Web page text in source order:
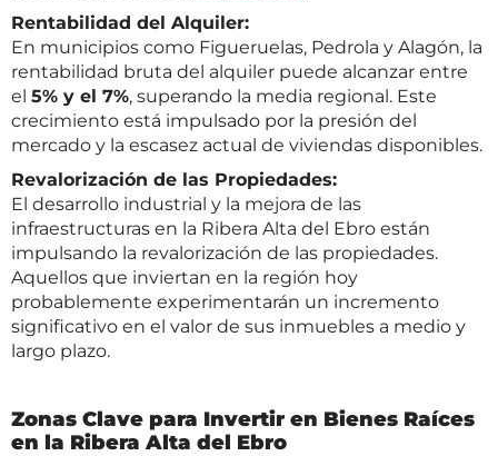
Rentabilidad del Alquiler:
En municipios como Figueruelas, Pedrola y Alagón, la
rentabilidad bruta del alquiler puede alcanzar entre
el 5% y el 7%, superando la media regional. Este
crecimiento está impulsado por la presión del
mercado y la escasez actual de viviendas disponibles.
Revalorización de las Propiedades:
El desarrollo industrial y la mejora de las
infraestructuras en la Ribera Alta del Ebro están
impulsando la revalorización de las propiedades.
Aquellos que inviertan en la región hoy
probablemente experimentarán un incremento
significativo en el valor de sus inmuebles a medio y
largo plazo.
Zonas Clave para Invertir en Bienes Raíces
en la Ribera Alta del Ebro